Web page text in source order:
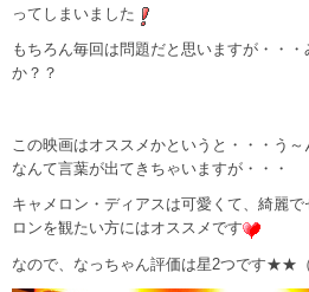
ってしまいました
もちろん毎回は問題だと思いますが・・
か？？
この映画はオススメかというと・・・う
なんて言葉が出てきちゃいますが・・・
キャメロン・ディアスは可愛くて、綺麗
ロンを観たい方にはオススメです
なので、なっちゃん評価は星2つです★★（